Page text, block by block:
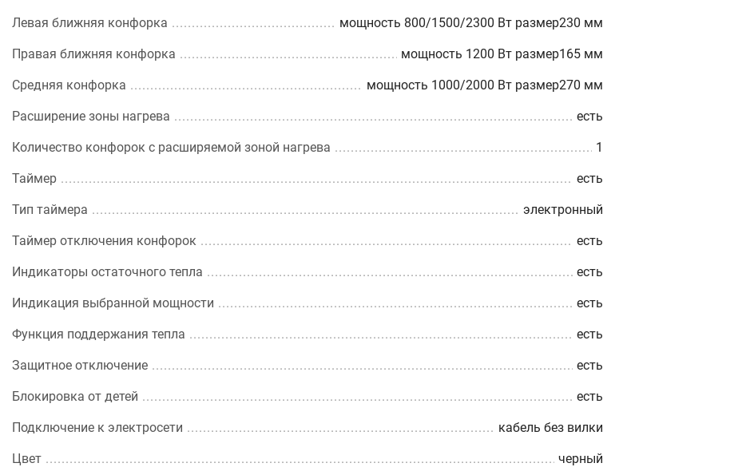
Левая ближняя конфорка мощность 800/1500/2300 Вт размер230 мм
Правая ближняя конфорка мощность 1200 Вт размер165 мм
Средняя конфорка мощность 1000/2000 Вт размер270 мм
Расширение зоны нагрева есть
Количество конфорок с расширяемой зоной нагрева 1
Таймер есть
Тип таймера электронный
Таймер отключения конфорок есть
Индикаторы остаточного тепла есть
Индикация выбранной мощности есть
Функция поддержания тепла есть
Защитное отключение есть
Блокировка от детей есть
Подключение к электросети кабель без вилки
Цвет черный